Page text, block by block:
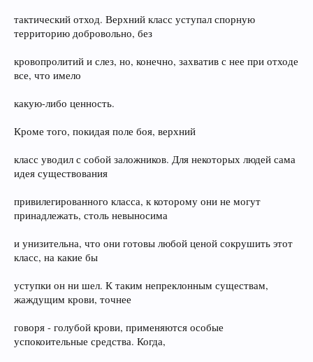
тактический отход. Верхний класс уступал спорную
территорию добровольно, без
кровопролитий и слез, но, конечно, захватив с нее при отходе
все, что имело
какую-либо ценность.
Кроме того, покидая поле боя, верхний
класс уводил с собой заложников. Для некоторых людей сама
идея существования
привилегированного класса, к которому они не могут
принадлежать, столь невыносима
и унизительна, что они готовы любой ценой сокрушить этот
класс, на какие бы
уступки он ни шел. К таким непреклонным существам,
жаждущим крови, точнее
говоря - голубой крови, применяются особые
успокоительные средства. Когда,